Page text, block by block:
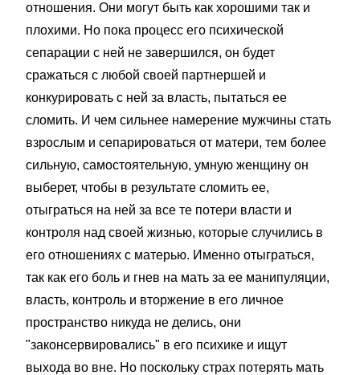
отношения. Они могут быть как хорошими так и
плохими. Но пока процесс его психической
сепарации с ней не завершился, он будет
сражаться с любой своей партнершей и
конкурировать с ней за власть, пытаться ее
сломить. И чем сильнее намерение мужчины стать
взрослым и сепарироваться от матери, тем более
сильную, самостоятельную, умную женщину он
выберет, чтобы в результате сломить ее,
отыграться на ней за все те потери власти и
контроля над своей жизнью, которые случились в
его отношениях с матерью. Именно отыграться,
так как его боль и гнев на мать за ее манипуляции,
власть, контроль и вторжение в его личное
пространство никуда не делись, они
"законсервировались" в его психике и ищут
выхода во вне. Но поскольку страх потерять мать